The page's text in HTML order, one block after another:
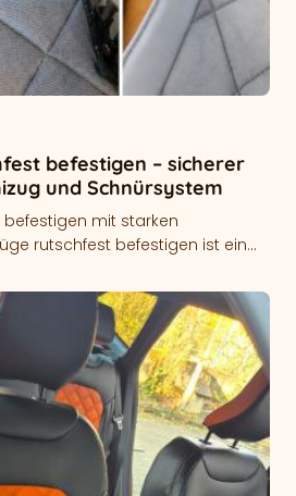
befestigen – sicherer
und Schnürsystem
mit starken
rutschfest befestigen ist ein